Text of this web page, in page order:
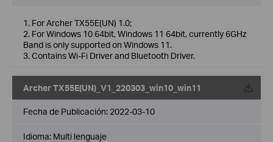
1. For Archer TX55E(UN) 1.0;
2. For Windows 10 64bit, Windows 11 64bit, currently 6GHz
Band is only supported on Windows 11.
3. Contains Wi-Fi Driver and Bluetooth Driver.
Archer TX55E(UN)_V1_220303_win10_win11
Fecha de Publicación: 2022-03-10
Idioma: Multi lenguaje